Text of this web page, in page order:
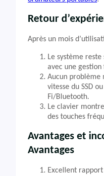
Retour
Après un mois
Le système
avec une gestion
Aucun problème
vitesse du SSD
Fi/Bluetooth.
Le clavier
des touches
Avantages et
Avantages
Excellent